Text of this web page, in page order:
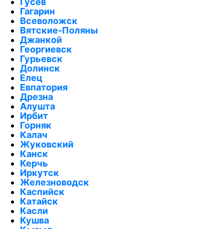
Гагарин
Всеволожск
Вятские-Поляны
Джанкой
Георгиевск
Гурьевск
Долинск
Елец
Евпатория
Дрезна
Алушта
Ирбит
Горняк
Калач
Жуковский
Канск
Керчь
Иркутск
Железноводск
Каспийск
Катайск
Касли
Кушва